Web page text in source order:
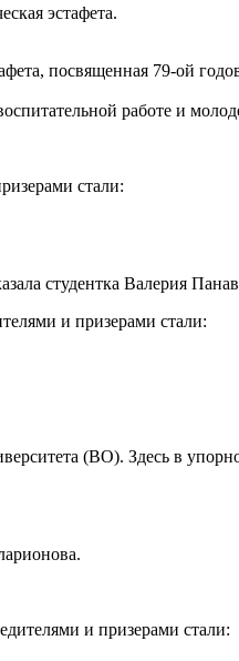
эстафета.
посвященная 79-ой
работе и
стали:
студентка Валерия
и призерами стали:
(ВО). Здесь в
и призерами стали: